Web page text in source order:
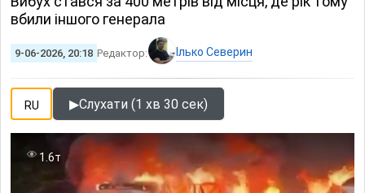
вбили іншого генерала
9-06-2026, 20:18 Редактор: Ілько Северин
RU ▶Слухати (1 хв 30 сек)
1.6т